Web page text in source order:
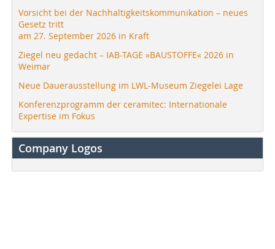
Vorsicht bei der Nachhaltigkeitskommunikation – neues
Gesetz tritt
am 27. September 2026 in Kraft
Ziegel neu gedacht – IAB-TAGE »BAUSTOFFE« 2026 in
Weimar
Neue Dauerausstellung im LWL-Museum Ziegelei Lage
Konferenzprogramm der ceramitec: Internationale
Expertise im Fokus
Company Logos